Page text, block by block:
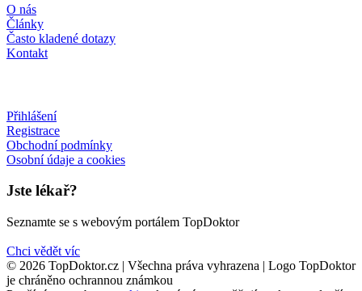
O nás
Články
Často kladené dotazy
Kontakt
Přihlášení
Registrace
Obchodní podmínky
Osobní údaje a cookies
Jste lékař?
Seznamte se s webovým portálem TopDoktor
Chci vědět víc
© 2026 TopDoktor.cz | Všechna práva vyhrazena | Logo TopDoktor
je chráněno ochrannou známkou